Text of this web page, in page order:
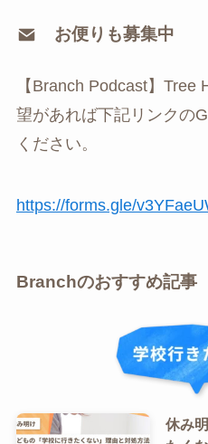
お便りも募集中
【Branch Podcast】
望があれば下記リンクの
ください。
⁠https://forms.gle/
Branchのおすすめ記事
休み